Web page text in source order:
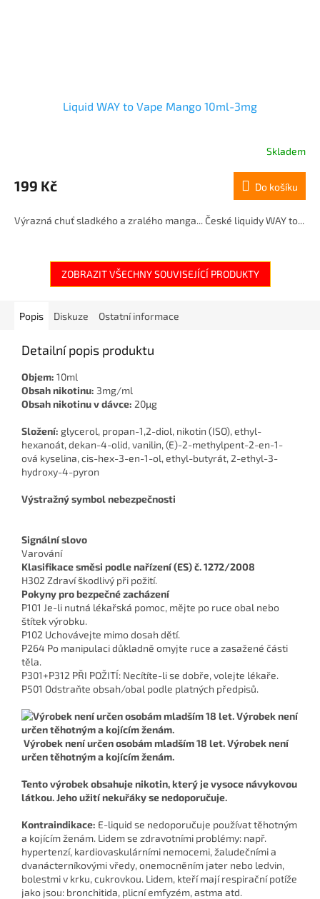
Liquid WAY to Vape Mango 10ml-3mg
Skladem
199 Kč Do košíku
Výrazná chuť sladkého a zralého manga... České liquidy WAY to...
ZOBRAZIT VŠECHNY SOUVISEJÍCÍ PRODUKTY
Popis Diskuze Ostatní informace
Detailní popis produktu
Objem: 10ml
Obsah nikotinu: 3mg/ml
Obsah nikotinu v dávce: 20μg
Složení: glycerol, propan-1,2-diol, nikotin (ISO), ethyl-
hexanoát, dekan-4-olid, vanilin, (E)-2-methylpent-2-en-1-
ová kyselina, cis-hex-3-en-1-ol, ethyl-butyrát, 2-ethyl-3-
hydroxy-4-pyron
Výstražný symbol nebezpečnosti
Signální slovo
Varování
Klasifikace směsi podle nařízení (ES) č. 1272/2008
H302 Zdraví škodlivý při požití.
Pokyny pro bezpečné zacházení
P101 Je-li nutná lékařská pomoc, mějte po ruce obal nebo
štítek výrobku.
P102 Uchovávejte mimo dosah dětí.
P264 Po manipulaci důkladně omyjte ruce a zasažené části
těla.
P301+P312 PŘI POŽITÍ: Necítíte-li se dobře, volejte lékaře.
P501 Odstraňte obsah/obal podle platných předpisů.
Výrobek není určen osobám mladším 18 let. Výrobek není
určen těhotným a kojícím ženám.
Tento výrobek obsahuje nikotin, který je vysoce návykovou
látkou. Jeho užití nekuřáky se nedoporučuje.
Kontraindikace: E-liquid se nedoporučuje používat těhotným
a kojícím ženám. Lidem se zdravotními problémy: např.
hypertenzí, kardiovaskulárními nemocemi, žaludečními a
dvanácterníkovými vředy, onemocněním jater nebo ledvin,
bolestmi v krku, cukrovkou. Lidem, kteří mají respirační potíže
jako jsou: bronchitida, plicní emfyzém, astma atd.